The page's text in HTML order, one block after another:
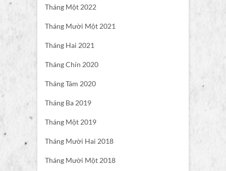
Tháng Một 2022
Tháng Mười Một 2021
Tháng Hai 2021
Tháng Chín 2020
Tháng Tám 2020
Tháng Ba 2019
Tháng Một 2019
Tháng Mười Hai 2018
Tháng Mười Một 2018